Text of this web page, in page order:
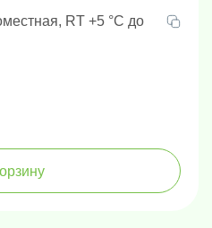
RT +5 °C до